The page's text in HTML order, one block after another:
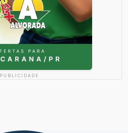
PUBLICIDADE